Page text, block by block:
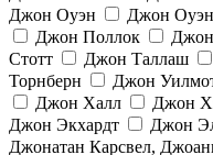
Джон Оуэн
Джон Оуэн
Джон Поллок
Стотт
Джон Таллаш
Торнберн
Джон
Джон Халл
Джон
Джон Экхардт
Джон
Джонатан Карсвел,